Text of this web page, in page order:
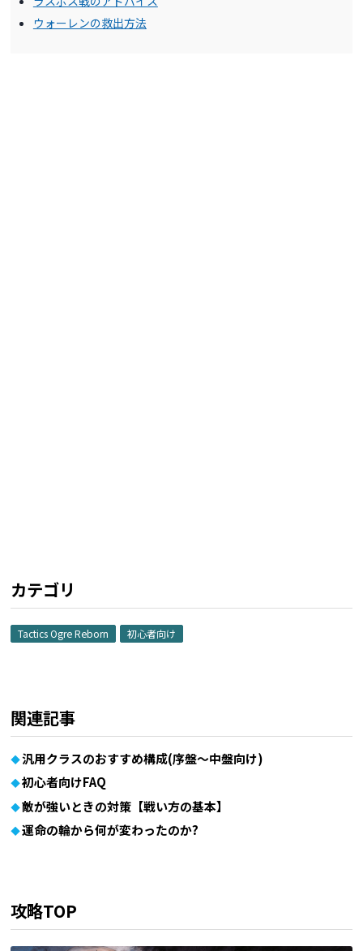
ウォーレンの救出方法
カテゴリ
Tactics Ogre Reborn 初心者向け
関連記事
汎用クラスのおすすめ構成(序盤～中盤向け)
初心者向けFAQ
敵が強いときの対策【戦い方の基本】
運命の輪から何が変わったのか?
攻略TOP